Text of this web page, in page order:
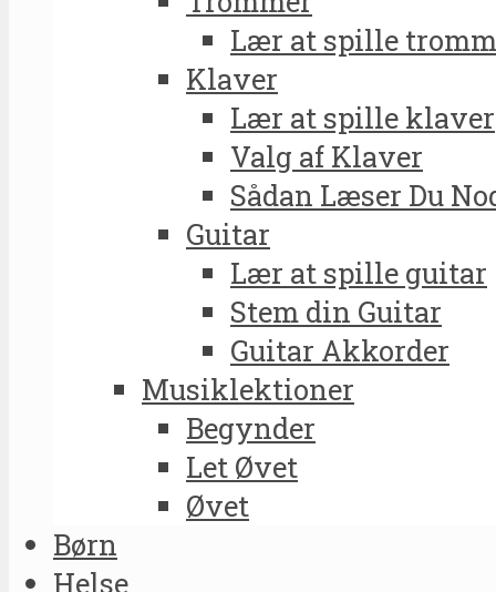
Lær at spille
Klaver
Lær at spille klaver
Valg af Klaver
Sådan Læser Du
Guitar
Lær at spille guitar
Stem din Guitar
Guitar Akkorder
Musiklektioner
Begynder
Let Øvet
Øvet
Børn
Helse